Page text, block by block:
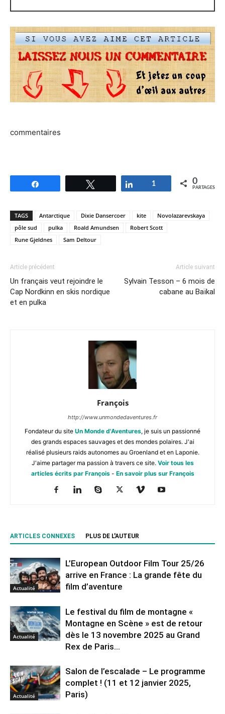
commentaires
Tweetez Partagez
1 0
PARTAGES
TAGS Antarctique Dixie Dansercoer kite
Novolazarevskaya
pôle sud
pulka Roald Amundsen
Robert Scott
Rune Gjeldnes
Sam Deltour
Article précédent
Un français veut rejoindre le
Cap Nordkinn en skis nordique
et en pulka
Article suivant
Sylvain Tesson – 6 mois de
cabane au Baïkal
François
http://www.unmondedaventures.fr
Fondateur du site Un Monde d'Aventures, je suis un passionné
des grands espaces sauvages et des mondes polaires. J'ai
réalisé plusieurs raids autonomes au Groenland et en Laponie.
J'aime partager ma passion à travers ce site. Voir tous les
articles écrits par François- En savoir plus sur François
ARTICLES CONNEXES PLUS DE L'AUTEUR
Actualité
L’European Outdoor Film Tour 25/26
arrive en France : La grande fête du
film d’aventure
Actualité
Le festival du film de montagne «
Montagne en Scène » est de retour
dès le 13 novembre 2025 au Grand
Rex de Paris...
Actualité
Salon de l’escalade – Le programme
complet ! (11 et 12 janvier 2025,
Paris)